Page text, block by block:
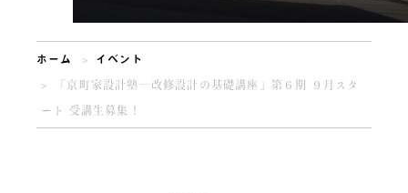
ホーム イベント
「京町家設計塾―改修設計の基礎講座」第６期 ９月スタ
ート 受講生募集！